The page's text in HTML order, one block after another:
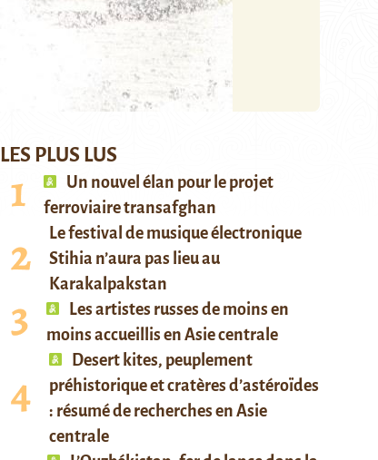
LES PLUS LUS
Un nouvel élan pour le projet
ferroviaire transafghan
Le festival de musique électronique
Stihia n’aura pas lieu au
Karakalpakstan
Les artistes russes de moins en
moins accueillis en Asie centrale
Desert kites, peuplement
préhistorique et cratères d’astéroïdes
: résumé de recherches en Asie
centrale